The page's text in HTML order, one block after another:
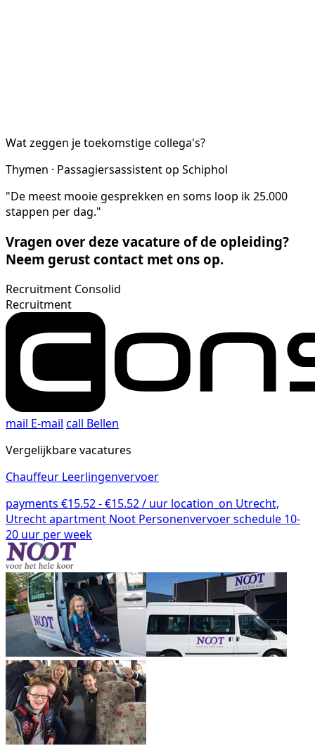
Wat zeggen je toekomstige collega's?
Thymen · Passagiersassistent op Schiphol
"De meest mooie gesprekken en soms loop ik 25.000
stappen per dag."
Vragen over deze vacature of de opleiding?
Neem gerust contact met ons op.
Recruitment Consolid
Recruitment
mail E-mail call Bellen
Vergelijkbare vacatures
Chauffeur Leerlingenvervoer
payments €15.52 - €15.52 / uur location_on Utrecht,
Utrechtapartment Noot Personenvervoerschedule 10-
20 uur per week